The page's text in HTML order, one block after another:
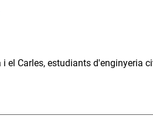
i el Carles, estudiants d'enginyeria